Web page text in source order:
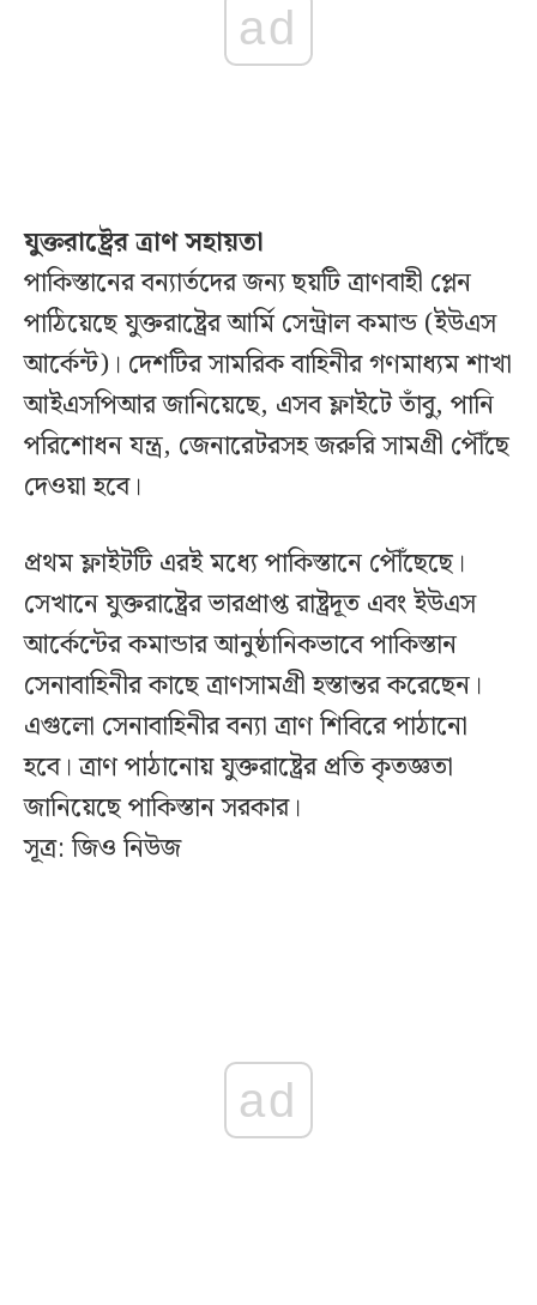
ad
যুক্তরাষ্ট্রের ত্রাণ সহায়তা
পাকিস্তানের বন্যার্তদের জন্য ছয়টি ত্রাণবাহী প্লেন
পাঠিয়েছে যুক্তরাষ্ট্রের আর্মি সেন্ট্রাল কমান্ড (ইউএস
আর্কেন্ট)। দেশটির সামরিক বাহিনীর গণমাধ্যম শাখা
আইএসপিআর জানিয়েছে, এসব ফ্লাইটে তাঁবু, পানি
পরিশোধন যন্ত্র, জেনারেটরসহ জরুরি সামগ্রী পৌঁছে
দেওয়া হবে।
প্রথম ফ্লাইটটি এরই মধ্যে পাকিস্তানে পৌঁছেছে।
সেখানে যুক্তরাষ্ট্রের ভারপ্রাপ্ত রাষ্ট্রদূত এবং ইউএস
আর্কেন্টের কমান্ডার আনুষ্ঠানিকভাবে পাকিস্তান
সেনাবাহিনীর কাছে ত্রাণসামগ্রী হস্তান্তর করেছেন।
এগুলো সেনাবাহিনীর বন্যা ত্রাণ শিবিরে পাঠানো
হবে। ত্রাণ পাঠানোয় যুক্তরাষ্ট্রের প্রতি কৃতজ্ঞতা
জানিয়েছে পাকিস্তান সরকার।
সূত্র: জিও নিউজ
ad